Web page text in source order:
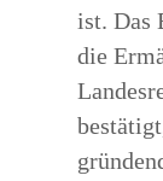
ist. Das
die